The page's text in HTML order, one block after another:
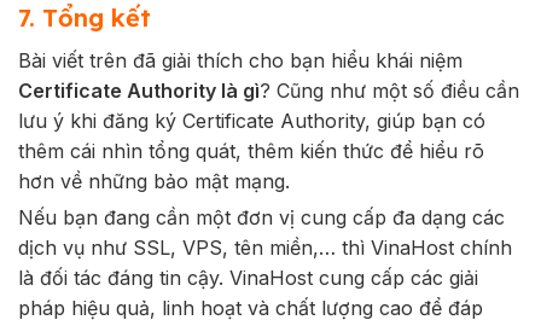
7. Tổng kết
Bài viết trên đã giải thích cho bạn hiểu khái niệm
Certificate Authority là gì? Cũng như một số điều cần
lưu ý khi đăng ký Certificate Authority, giúp bạn có
thêm cái nhìn tổng quát, thêm kiến thức để hiểu rõ
hơn về những bảo mật mạng.
Nếu bạn đang cần một đơn vị cung cấp đa dạng các
dịch vụ như SSL, VPS, tên miền,… thì VinaHost chính
là đối tác đáng tin cậy. VinaHost cung cấp các giải
pháp hiệu quả, linh hoạt và chất lượng cao để đáp